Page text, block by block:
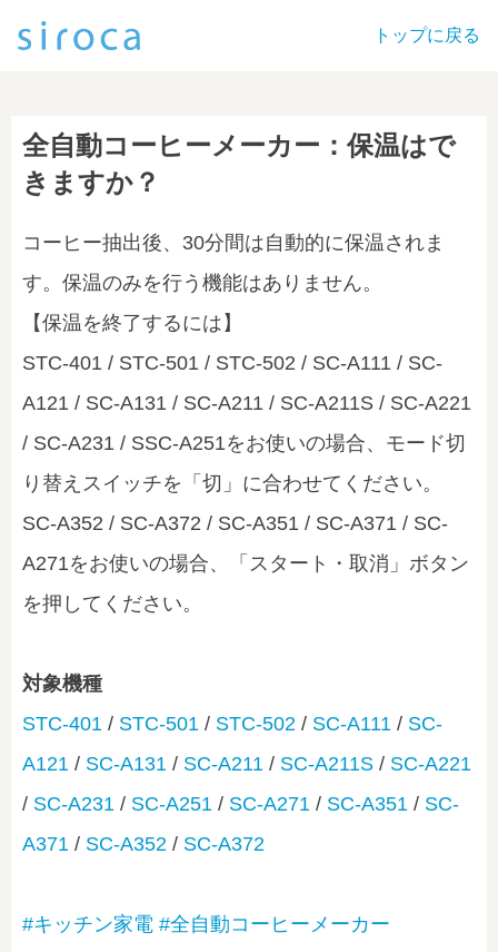
トップに戻る
全自動コーヒーメーカー：保温はで
きますか？
コーヒー抽出後、30分間は自動的に保温されま
す。保温のみを行う機能はありません。
【保温を終了するには】
STC-401 / STC-501 / STC-502 / SC-A111 / SC-
A121 / SC-A131 / SC-A211 / SC-A211S / SC-A221
/ SC-A231 / SSC-A251をお使いの場合、モード切
り替えスイッチを「切」に合わせてください。
SC-A352 / SC-A372 / SC-A351 / SC-A371 / SC-
A271をお使いの場合、「スタート・取消」ボタン
を押してください。
対象機種
STC-401 / STC-501 / STC-502 / SC-A111 / SC-
A121 / SC-A131 / SC-A211 / SC-A211S / SC-A221
/ SC-A231 / SC-A251 / SC-A271 / SC-A351 / SC-
A371 / SC-A352 / SC-A372
#キッチン家電 #全自動コーヒーメーカー